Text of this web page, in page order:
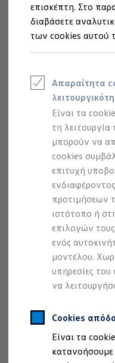
επισκέπτη. Στο
διαβάσετε
των cookies αυτού
Απαραίτητα
Είναι τα
τη
μπορούν να
cookies
επιτυχή
προτιμήσεων
ιστότοπο ή
επιλογών
ενός
μοντέλου.
υπηρεσίες
να
Cookies
Είναι τα
ID. Buzz
ID. Buzz
ID. CROSS
eHybrid
Golf GTE
Νέο
e-Tools για
ID.
We Charge -
Εύρεση
ID. Charger
Ενημέρωση ID.
Μύθοι &
Πού
Πόσο
Πώς
Πώς
Η αντλία
Η
Το
Διαθέσιμα νέα και
Διαθέσιμα νέα
Χρηματοδότηση και
Volkswagen
Καινοτόμες
Τόσο τα οχήματα όσο
ενδέχεται να
κλειδί του οχήματος, η
εκκίνηση, φωτισμό ή
οχήματος - δηλαδή η
ηλεκτρικό όχημα.